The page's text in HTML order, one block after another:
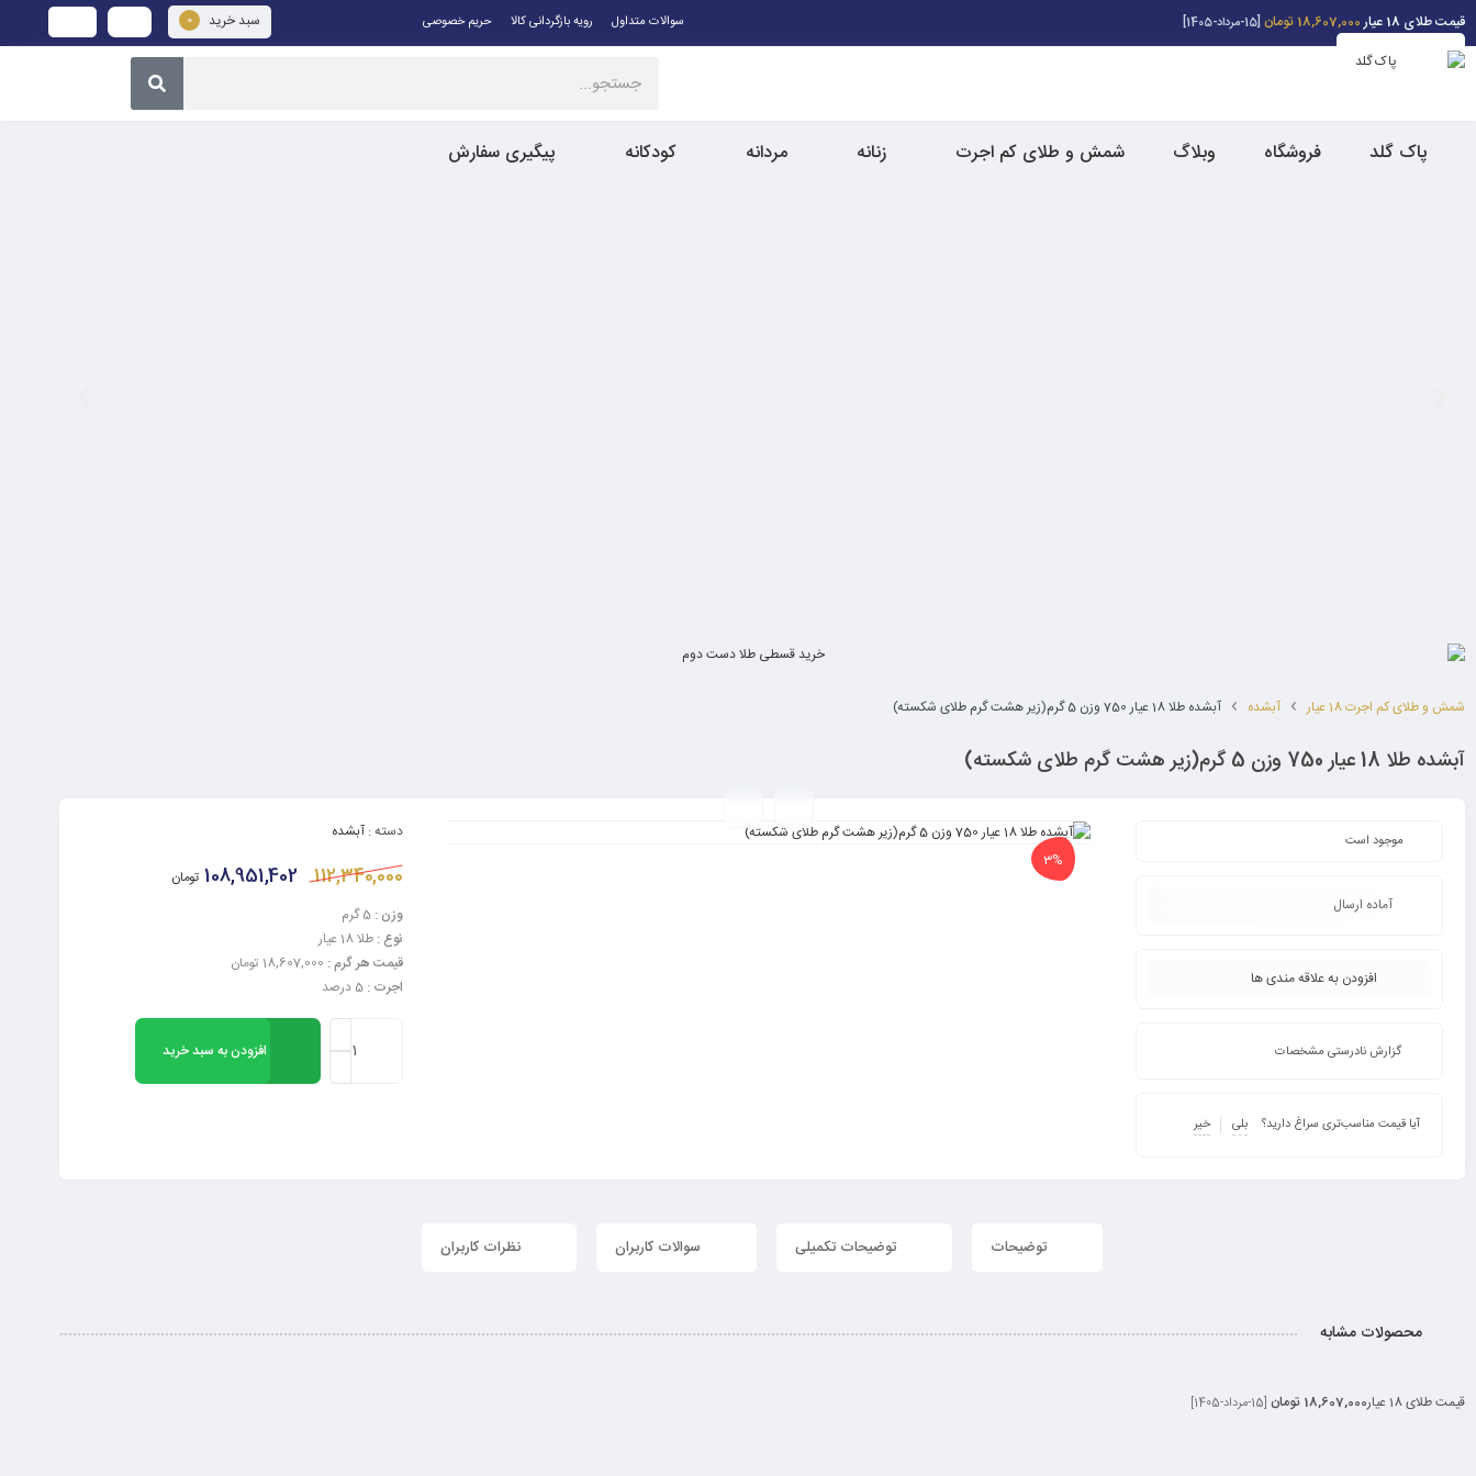
قیمت طلای 18 عیار 18,607,000 تومان [15-مرداد-1405] سوالات متداول رویه بازگردانی کالا حریم خصوصی سبد خرید 0
پاک گلد فروشگاه وبلاگ شمش و طلای کم اجرت زنانه مردانه کودکانه پیگیری سفارش
شمش و طلای کم اجرت 18 عیار آبشده آبشده طلا 18 عیار 750 وزن 5 گرم(زیر هشت گرم طلای شکسته)
آبشده طلا 18 عیار 750 وزن 5 گرم(زیر هشت گرم طلای شکسته)
موجود است
آماده ارسال
افزودن به علاقه مندی ها
گزارش نادرستی مشخصات
آیا قیمت مناسب‌تری سراغ دارید؟ بلی خیر
3%
دسته :آبشده
112,340,000
108,951,402 تومان
وزن : 5 گرم
نوع : طلا 18 عیار
قیمت هر گرم :
اجرت : 5 درصد
افزودن به سبد خرید
توضیحات توضیحات تکمیلی سوالات کاربران نظرات کاربران
محصولات مشابه
قیمت طلای 18 عیار 18,607,000 تومان [15-مرداد-1405]